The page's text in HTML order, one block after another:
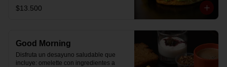
Se envía en bolsa delivery.
$13.500
Good Morning
Disfruta un desayuno saludable que
incluye: omelette con ingredientes a